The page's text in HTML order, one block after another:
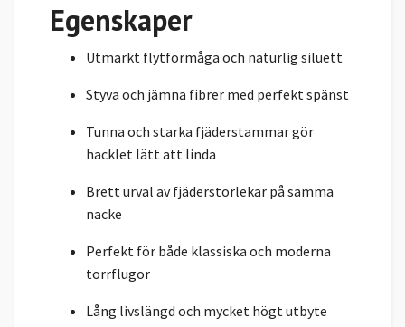
Egenskaper
Utmärkt flytförmåga och naturlig siluett
Styva och jämna fibrer med perfekt spänst
Tunna och starka fjäderstammar gör
hacklet lätt att linda
Brett urval av fjäderstorlekar på samma
nacke
Perfekt för både klassiska och moderna
torrflugor
Lång livslängd och mycket högt utbyte